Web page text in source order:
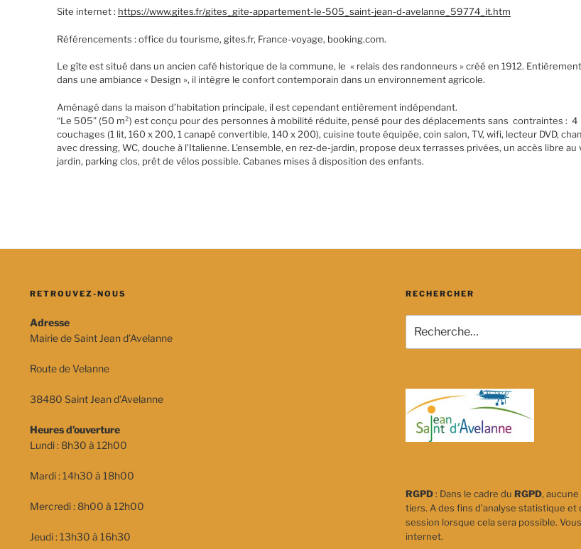
Site internet : https://www.gites.fr/gites_gite-appartement-le-505_saint-jean-d-avelanne_59774_it.htm
Référencements : office du tourisme, gites.fr, France-voyage, booking.com.
Le gîte est situé dans un ancien café historique de la commune, le « relais des randonneurs » créé en 1912.
dans une ambiance « Design », il intègre le confort contemporain dans un environnement agricole.
Aménagé dans la maison d’habitation principale, il est cependant entièrement indépendant.
“Le 505” (50 m²) est conçu pour des personnes à mobilité réduite, pensé pour des déplacements sans contraintes : 4
couchages (1 lit, 160 x 200, 1 canapé convertible, 140 x 200), cuisine toute équipée, coin salon, TV, wifi, lecteur DVD,
avec dressing, WC, douche à l’Italienne. L’ensemble, en rez-de-jardin, propose deux terrasses privées, un accès libre au
jardin, parking clos, prêt de vélos possible. Cabanes mises à disposition des enfants.
RETROUVEZ-NOUS
Adresse
Mairie de Saint Jean d’Avelanne
Route de Velanne
38480 Saint Jean d’Avelanne
Heures d’ouverture
Lundi : 8h30 à 12h00
Mardi : 14h30 à 18h00
Mercredi : 8h00 à 12h00
Jeudi : 13h30 à 16h30
RECHERCHER
pour
:
RGPD: Dans le cadre duRGPD,
tiers. A des fins d’analyse statistique
session lorsque cela sera possible.
internet.